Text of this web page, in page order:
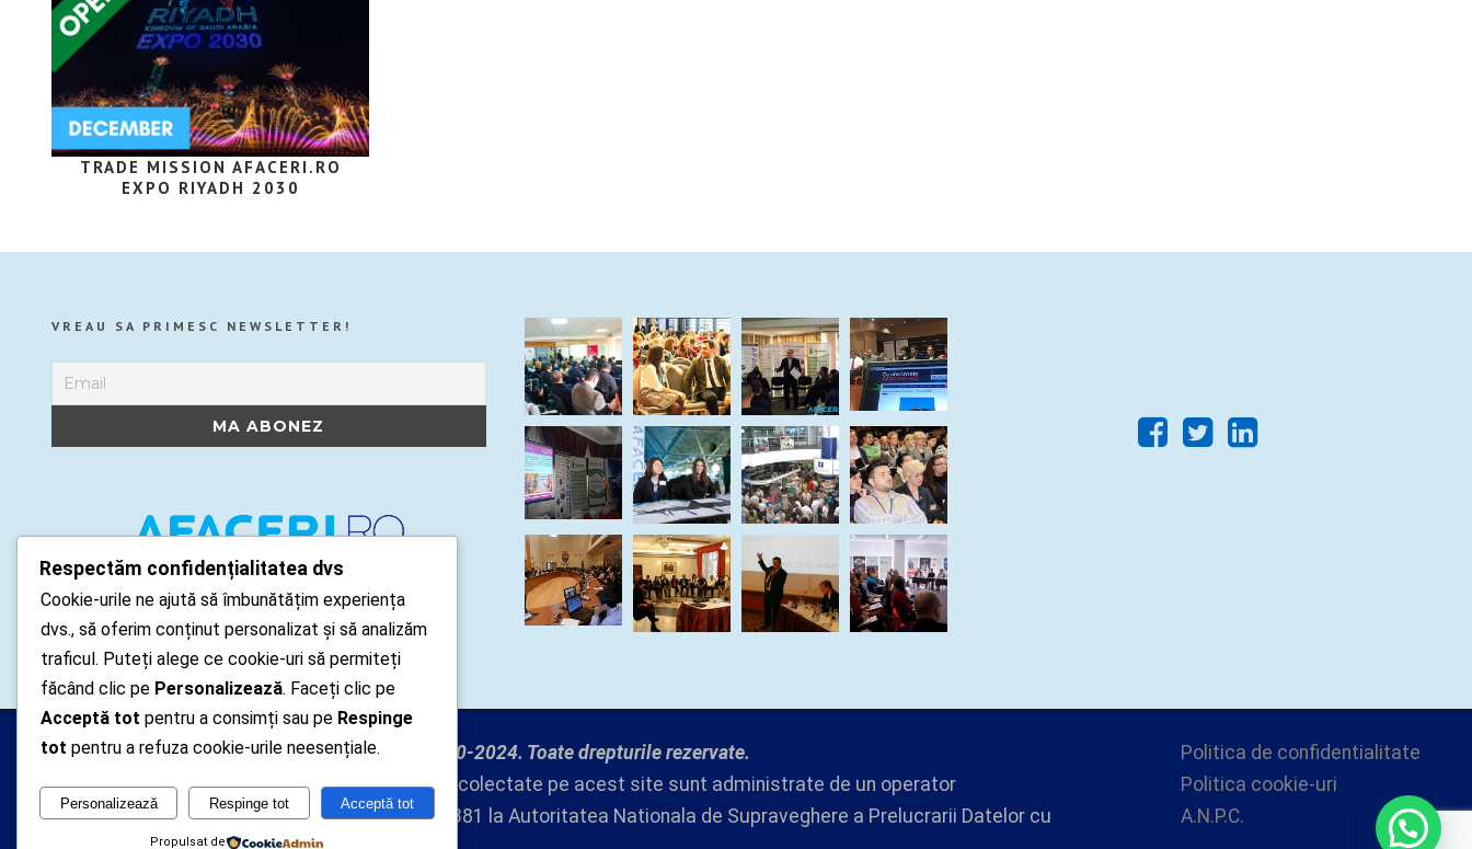
TRADE MISSION AFACERI.RO
EXPO RIYADH 2030
VREAU SA PRIMESC NEWSLETTER!
Arhipelago Interactive © 2010-2024. Toate drepturile rezervate.
Datele cu caracter personal colectate pe acest site sunt administrate de un operator
autorizat inregistrat cu nr. 7381 la Autoritatea Nationala de Supraveghere a Prelucrarii Datelor cu
Politica de confidentialitate
Politica cookie-uri
A.N.P.C.
Respectăm confidențialitatea dvs
Cookie-urile ne ajută să îmbunătățim experiența
dvs., să oferim conținut personalizat și să analizăm
traficul. Puteți alege ce cookie-uri să permiteți
făcând clic pe Personalizează. Faceți clic pe
Acceptă tot pentru a consimți sau pe Respinge
tot pentru a refuza cookie-urile neesențiale.
Personalizează Respinge tot Acceptă tot
Propulsat de